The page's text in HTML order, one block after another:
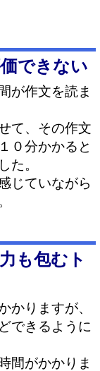
できない
が作文を読ま
て、その作文
０分かかると
た。
じていながら
も包むト
かりますが、
できるように
間がかかりま